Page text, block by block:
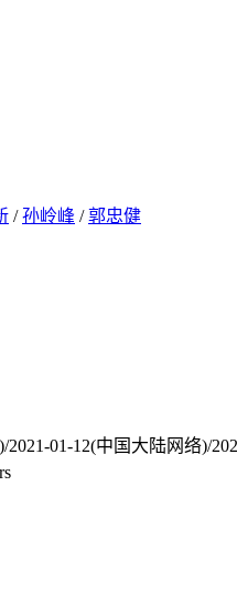
/孙岭峰 /郭忠健
01-12(中国大陆网络)/